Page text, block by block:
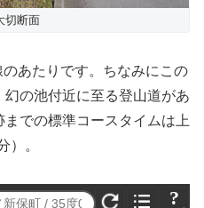
切断面
あたりです。ちなみにこの
の池付近に至る登山道があ
での標準コースタイムは上
）。